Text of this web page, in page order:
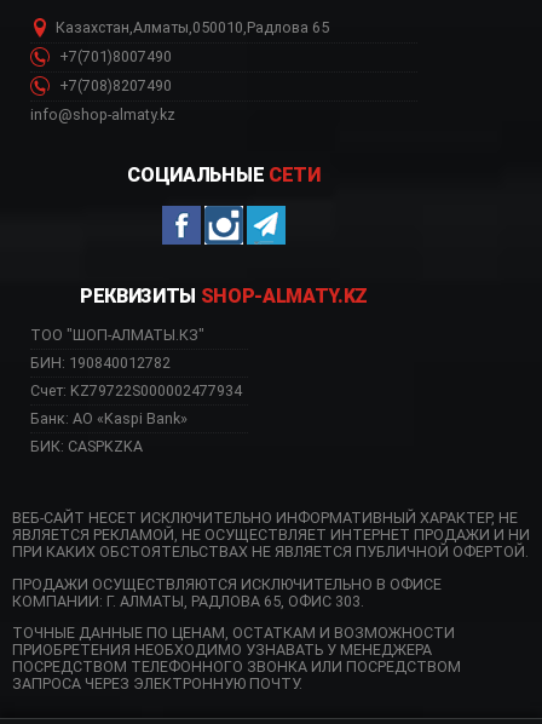
Казахстан,Алматы,050010,Радлова 65
+7(701)8007490
+7(708)8207490
info@shop-almaty.kz
СОЦИАЛЬНЫЕ СЕТИ
РЕКВИЗИТЫ SHOP-ALMATY.KZ
ТОО "ШОП-АЛМАТЫ.КЗ"
БИН: 190840012782
Счет: KZ79722S000002477934
Банк: АО «Kaspi Bank»
БИК: CASPKZKA
ВЕБ-САЙТ НЕСЕТ ИСКЛЮЧИТЕЛЬНО ИНФОРМАТИВНЫЙ ХАРАКТЕР, НЕ
ЯВЛЯЕТСЯ РЕКЛАМОЙ, НЕ ОСУЩЕСТВЛЯЕТ ИНТЕРНЕТ ПРОДАЖИ И НИ
ПРИ КАКИХ ОБСТОЯТЕЛЬСТВАХ НЕ ЯВЛЯЕТСЯ ПУБЛИЧНОЙ ОФЕРТОЙ.
ПРОДАЖИ ОСУЩЕСТВЛЯЮТСЯ ИСКЛЮЧИТЕЛЬНО В ОФИСЕ
КОМПАНИИ: Г. АЛМАТЫ, РАДЛОВА 65, ОФИС 303.
ТОЧНЫЕ ДАННЫЕ ПО ЦЕНАМ, ОСТАТКАМ И ВОЗМОЖНОСТИ
ПРИОБРЕТЕНИЯ НЕОБХОДИМО УЗНАВАТЬ У МЕНЕДЖЕРА
ПОСРЕДСТВОМ ТЕЛЕФОННОГО ЗВОНКА ИЛИ ПОСРЕДСТВОМ
ЗАПРОСА ЧЕРЕЗ ЭЛЕКТРОННУЮ ПОЧТУ.